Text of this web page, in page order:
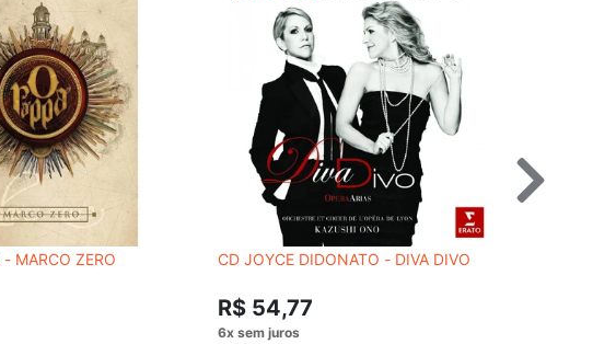
- MARCO ZERO CD JOYCE DIDONATO - DIVA DIVO
R$ 54,77